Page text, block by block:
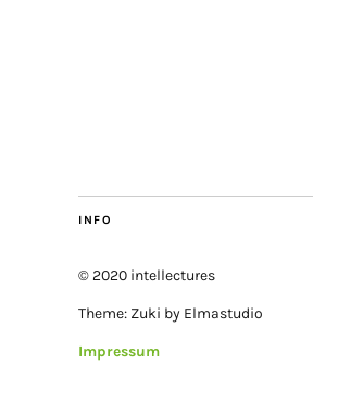
INFO
© 2020 intellectures
Theme: Zuki by Elmastudio
Impressum